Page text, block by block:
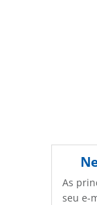
As
seu e-